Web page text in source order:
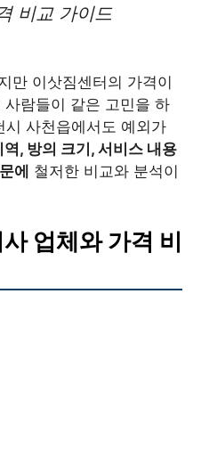
비교 가이드
만 이삿짐센터의 가격이
람들이 같은 고민을 하
사천읍에서도 예외가
, 방의 크기, 서비스 내용
에 철저한 비교와 분석이
업체와 가격 비